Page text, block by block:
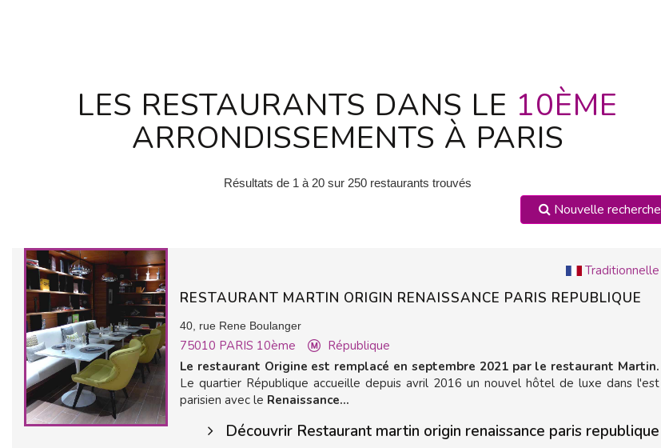
LES RESTAURANTS DANS LE 10ÈME
ARRONDISSEMENTS À PARIS
Résultats de 1 à 20 sur 250 restaurants trouvés
Nouvelle recherche
Traditionnelle
RESTAURANT MARTIN ORIGIN RENAISSANCE PARIS REPUBLIQUE
40, rue Rene Boulanger
75010 PARIS 10ème
République
Le restaurant Origine est remplacé en septembre 2021 par le restaurant Martin.
Le quartier République accueille depuis avril 2016 un nouvel hôtel de luxe dans l'est
parisien avec le Renaissance...
Découvrir Restaurant martin origin renaissance paris republique